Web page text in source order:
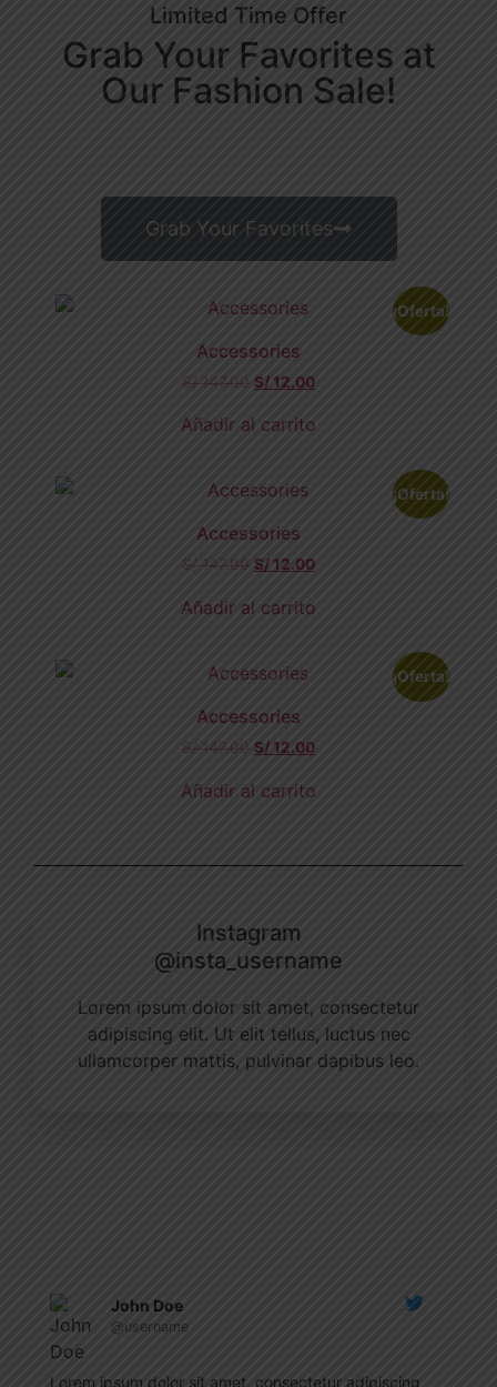
Limited Time Offer
Grab Your Favorites at
Our Fashion Sale!
Grab Your Favorites
¡Oferta!
Accessories
S/147.00 S/ 12.00
Añadir al carrito
¡Oferta!
Accessories
S/147.00 S/12.00
Añadir al carrito
¡Oferta!
Accessories
S/147.00 S/ 12.00
Añadir al carrito
Instagram
@insta_username
Lorem ipsum dolor sit amet, consectetur
adipiscing elit. Ut elit tellus, luctus nec
ullamcorper mattis, pulvinar dapibus leo.
John Doe
@username
Lorem ipsum dolor sit amet, consectetur adipiscing